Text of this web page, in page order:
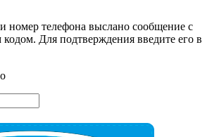
номер телефона выслано сообщение с
Для подтверждения введите его в